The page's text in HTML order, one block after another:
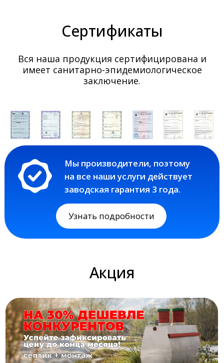
Сертификаты
Вся наша продукция сертифицирована и
имеет санитарно-эпидемиологическое
заключение.
Акция